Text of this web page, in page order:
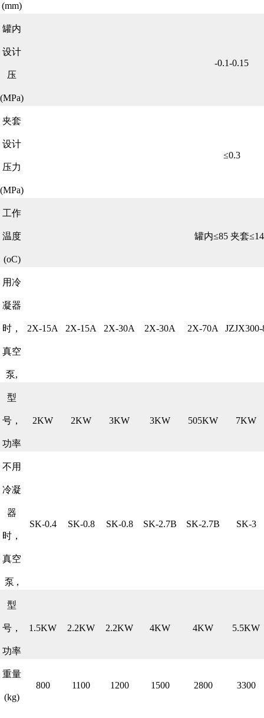
(mm)
罐内
设计
压
(MPa)
-0.1-0.15
夹套
设计
压力
(MPa)
≤0.3
工作
温度
(oC)
罐内≤85 夹套
用冷
凝器
时，
真空
泵,
2X-15A 2X-15A 2X-30A 2X-30A 2X-70A JZJX300-
型
号，
功率
2KW 2KW 3KW 3KW 505KW 7KW
不用
冷凝
器
时，
真空
泵 ,
SK-0.4 SK-0.8 SK-0.8 SK-2.7B SK-2.7B SK-3
型
号，
功率
1.5KW 2.2KW 2.2KW 4KW 4KW 5.5KW
重量
(kg)
800 1100 1200 1500 2800 3300